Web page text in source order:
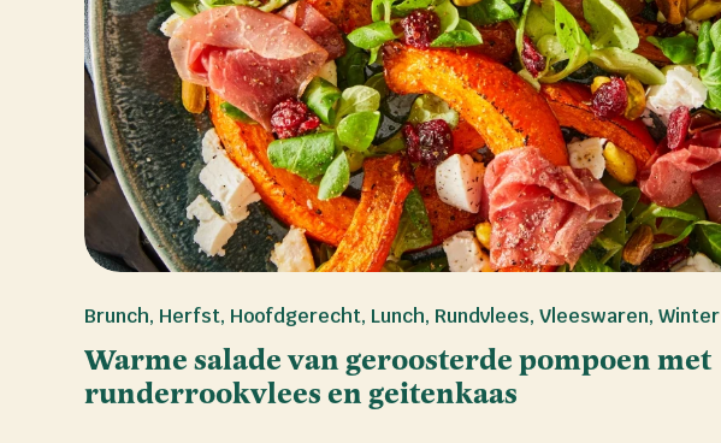
Brunch, Herfst, Hoofdgerecht, Lunch, Rundvlees, Vleeswaren, Winter
Warme salade van geroosterde pompoen met
runderrookvlees en geitenkaas